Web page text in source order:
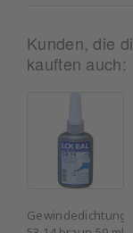
Kunden, die
kauften auch:
Gewindedichtung